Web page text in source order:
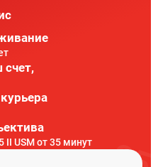
счет,
II USM от 35 минут